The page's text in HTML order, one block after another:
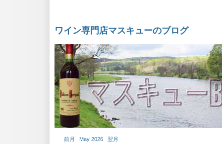
ワイン専門店マスキューのブログ
前月 May 2026
翌月